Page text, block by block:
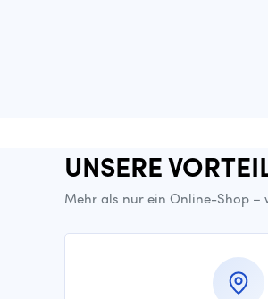
UNSERE
Mehr als nur ein Online-Shop